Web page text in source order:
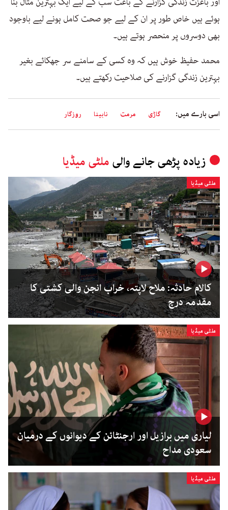
ہوئے ہیں خاص طور پر ان کے لیے جو صحت کامل ہونے لیے باوجود
بھی دوسروں پر منحصر ہوتے ہیں۔
محمد حفیظ خوش ہیں کہ وہ کسی کے سامنے سر جھکائے بغیر
بہترین زندگی گزارنے کی صلاحیت رکھتے ہیں۔
اسی بارے میں: گاڑی مرمت نابینا روزگار
زیادہ پڑھی جانے والی ملٹی میڈیا
ملٹی میڈیا
کالام حادثہ: ملاح لاپتہ، خراب انجن والی کشتی کا
مقدمہ درج
ملٹی میڈیا
لیاری میں برازیل اور ارجنٹائن کے دیوانوں کے درمیان
سعودی مداح
ملٹی میڈیا